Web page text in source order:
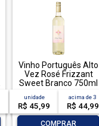
Vinho Português Alto
Vez Rosé Frizzant
Sweet Branco 750ml
unidade
R$ 45,99
acima de3
R$ 44,99
COMPRAR